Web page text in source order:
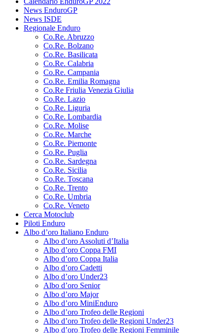
News EnduroGP
News ISDE
Regionale Enduro
Co.Re. Abruzzo
Co.Re. Bolzano
Co.Re. Basilicata
Co.Re. Calabria
Co.Re. Campania
Co.Re. Emilia Romagna
Co.Re Friulia Venezia Giulia
Co.Re. Lazio
Co.Re. Liguria
Co.Re. Lombardia
Co.Re. Molise
Co.Re. Marche
Co.Re. Piemonte
Co.Re. Puglia
Co.Re. Sardegna
Co.Re. Sicilia
Co.Re. Toscana
Co.Re. Trento
Co.Re. Umbria
Co.Re. Veneto
Cerca Motoclub
Piloti Enduro
Albo d’oro Italiano Enduro
Albo d’oro Assoluti d’Italia
Albo d’oro Coppa FMI
Albo d’oro Coppa Italia
Albo d’oro Cadetti
Albo d’oro Under23
Albo d’oro Senior
Albo d’oro Major
Albo d’oro MiniEnduro
Albo d’oro Trofeo delle Regioni
Albo d’oro Trofeo delle Regioni Under23
Albo d’oro Trofeo delle Regioni Femminile